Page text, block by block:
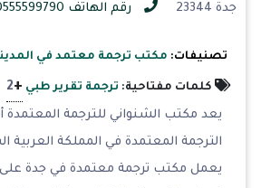
جدة 23344
رقم الهاتف 0555599790
تصنيفات: مكتب ترجمة معتمد في
كلمات مفتاحية: ترجمة تقرير طبي +
2
يعد مكتب الشنواني للترجمة المعتمدة
الترجمة المعتمدة في المملكة
يعمل مكتب ترجمة معتمدة في جدة